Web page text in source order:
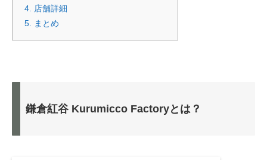
4.
店舗詳細
5.
まとめ
鎌倉紅谷 Kurumicco Factoryとは？